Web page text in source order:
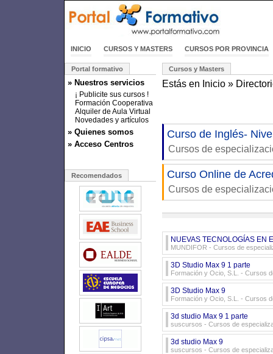
INICIO CURSOS Y MASTERS CURSOS POR PROVINCIA
Portal formativo
» Nuestros servicios
¡ Publicite sus cursos !
Formación Cooperativa
Alquiler de Aula Virtual
Novedades y artículos
» Quienes somos
» Acceso Centros
Recomendados
Cursos y Masters
Estás en Inicio »
Curso de Inglés-
Cursos de
Curso Online de
Cursos de
NUEVAS TECNOLOGÍAS EN
MUNDIFOR - Cursos de
3D Studio Max 9 1 parte
Formación y Ocio, S.L. - Cursos
3D Studio Max 9
Formación y Ocio, S.L. - Cursos
3d studio Max 9 1 parte
suscursos - Cursos de
3d studio Max 9
suscursos - Cursos de